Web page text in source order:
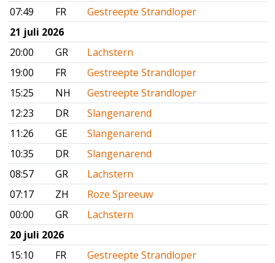
07:49
FR
Gestreepte Strandloper
21 juli 2026
20:00
GR
Lachstern
19:00
FR
Gestreepte Strandloper
15:25
NH
Gestreepte Strandloper
12:23
DR
Slangenarend
11:26
GE
Slangenarend
10:35
DR
Slangenarend
08:57
GR
Lachstern
07:17
ZH
Roze Spreeuw
00:00
GR
Lachstern
20 juli 2026
15:10
FR
Gestreepte Strandloper